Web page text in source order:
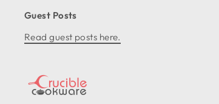
Guest Posts
Read guest posts here.